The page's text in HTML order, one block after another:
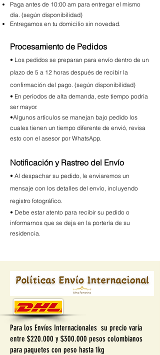
Paga antes de 10:00 am para entregar el mismo
día. (según disponibilidad)
Entregamos en tu domicilio sin novedad.
Procesamiento de Pedidos
• Los pedidos se preparan para envío dentro de un
plazo de 5 a 12 horas después de recibir la
confirmación del pago. (según disponibilidad)
• En períodos de alta demanda, este tiempo podría
ser mayor.
•Algunos artículos se manejan bajo pedido los
cuales tienen un tiempo diferente de envió, revisa
esto con el asesor por WhatsApp.
Notificación y Rastreo del Envío
• Al despachar su pedido, le enviaremos un
mensaje con los detalles del envío, incluyendo
registro fotográfico.
• Debe estar atento para recibir su pedido o
informarnos que se deja en la portería de su
residencia.
Para los Envíos Internacionales su precio varía
entre $220.000 y $300.000 pesos colombianos
para paquetes con peso hasta 1kg